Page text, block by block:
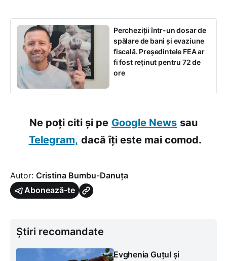
Percheziții într-un dosar de
spălare de bani și evaziune
fiscală. Președintele FEA ar
fi fost reținut pentru 72 de
ore
Ne poți citi și pe Google News sau
Telegram, dacă îți este mai comod.
Autor: Cristina Bumbu-Danuța
Abonează-te
Știri recomandate
Evghenia Guțul și